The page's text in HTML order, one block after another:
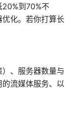
20%到70%不
化。若你打算长
、服务器数量与
流媒体服务、以